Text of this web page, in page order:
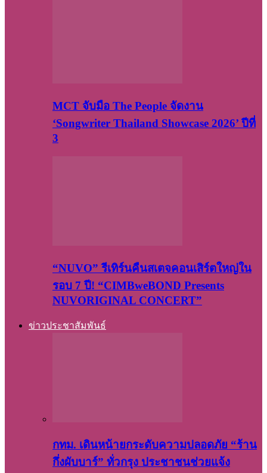
MCT จับมือ The People จัดงาน
‘Songwriter Thailand Showcase 2026’ ปีที่
3
“NUVO” รีเทิร์นคืนสเตจคอนเสิร์ตใหญ่ใน
รอบ 7 ปี! “CIMBweBOND Presents
NUVORIGINAL CONCERT”
ข่าวประชาสัมพันธ์
กทม. เดินหน้ายกระดับความปลอดภัย “ร้าน
กึ่งผับบาร์” ทั่วกรุง ประชาชนช่วยแจ้ง